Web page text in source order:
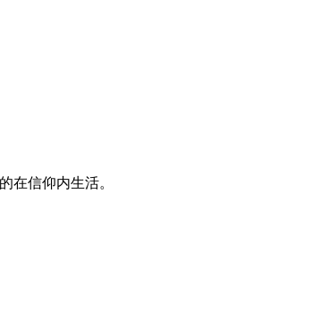
在信仰内生活。